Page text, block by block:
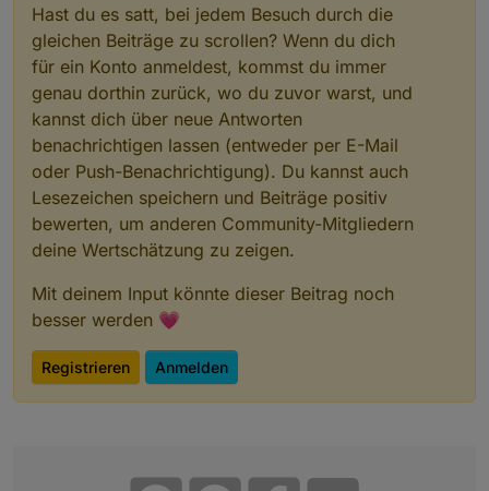
;Tagesverbrauch
hr=hours
if chg[hr]>0
and hr==0
and v2>0
then
sm=v2
svars
endif
if upsecs%tper==0{
sd=v2-sm
}
;Monatsverbrauch
md=day
and md==1
and v2>0
then
if upsecs%tper==0{
Hast du es satt, bei jedem Besuch durch die
gleichen Beiträge zu scrollen? Wenn du dich
für ein Konto anmeldest, kommst du immer
genau dorthin zurück, wo du zuvor warst, und
kannst dich über neue Antworten
benachrichtigen lassen (entweder per E-Mail
oder Push-Benachrichtigung). Du kannst auch
Lesezeichen speichern und Beiträge positiv
bewerten, um anderen Community-Mitgliedern
deine Wertschätzung zu zeigen.
Mit deinem Input könnte dieser Beitrag noch
besser werden 💗
Registrieren Anmelden